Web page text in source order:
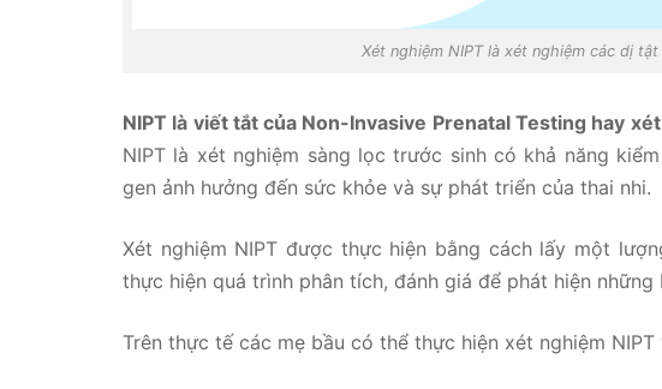
Xét nghiệm NIPT là xét nghiệm các dị
NIPT là viết tắt của Non-Invasive Prenatal Testing hay
NIPT là xét nghiệm sàng lọc trước sinh có khả năng
gen ảnh hưởng đến sức khỏe và sự phát triển của thai nhi.
Xét nghiệm NIPT được thực hiện bằng cách lấy một
thực hiện quá trình phân tích, đánh giá để phát hiện
Trên thực tế các mẹ bầu có thể thực hiện xét nghiệm